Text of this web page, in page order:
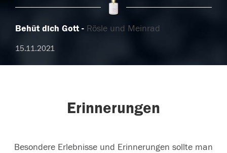
Behüt dich Gott Rösle und Meinrad
15.11.2021
Erinnerungen
Besondere Erlebnisse und Erinnerungen sollte man